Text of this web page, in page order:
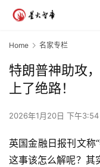
Home 名家专栏
特朗普神助攻
上了绝路！
2026年1月20日 下午3:54
英国金融日报刊文称
这事该怎么解呢？其